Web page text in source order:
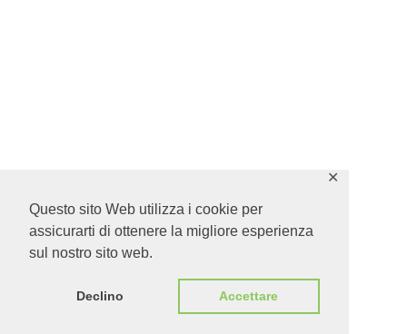
Questo sito Web utilizza i cookie per
assicurarti di ottenere la migliore esperienza
sul nostro sito web.
Declino Accettare
✕